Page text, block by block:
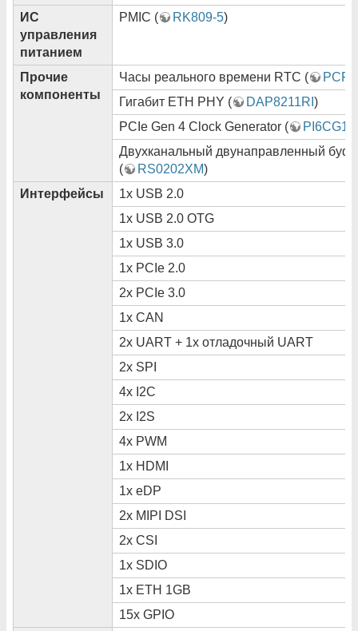
ИС
управления
питанием
PMIC ( RK809-5)
Прочие
компоненты
Часы реального времени RTC (
Гигабит ETH PHY (
DAP8211RI )
PCIe Gen 4 Clock Generator (
Двухканальный двунаправленный
(
RS0202XM)
Интерфейсы
1x USB 2.0
1x USB 2.0 OTG
1x USB 3.0
1x PCIe 2.0
2x PCIe 3.0
1x CAN
2x UART + 1x отладочный UART
2x SPI
4x I2C
2x I2S
4x PWM
1x HDMI
1x eDP
2x MIPI DSI
2x CSI
1x SDIO
1x ETH 1GB
15x GPIO